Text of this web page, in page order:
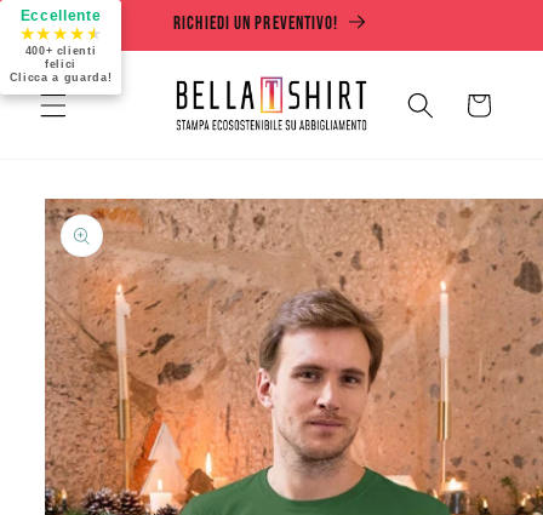
Eccellente
★★★★★
400+ clienti
felici
Clicca a guarda!
direttamente
ai contenuti
Richiedi un preventivo!
Carrello
Passa alle
informazioni
sul prodotto